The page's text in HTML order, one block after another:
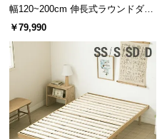
幅120~200cm 伸長式ラウンドダイ
ニングテーブル 6人掛け 天然木突
板 美しい格子デザイン
￥79,990